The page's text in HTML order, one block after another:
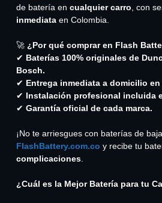
de batería en cualquier carro , con
inmediataen Colombia.
🚀 ¿Por qué comprar en Flash
✔ Baterías 100% originales de
Bosch.
✔ Entrega inmediata a domicilio
✔ Instalación profesional incluida
✔ Garantía oficial de cada marca.
¡No te arriesgues con baterías de
FlashBattery.com.co y recibe tu
complicaciones.
¿Cuál es la Mejor Batería para tu